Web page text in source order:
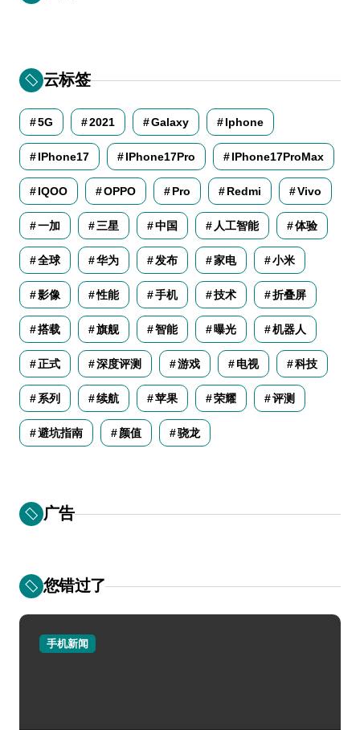
云标签
5G 2021 Galaxy Iphone
IPhone17 IPhone17Pro IPhone17ProMax
IQOO OPPO Pro Redmi Vivo
一加 三星 中国 人工智能 体验
全球 华为 发布 家电 小米
影像 性能 手机 技术 折叠屏
搭载 旗舰 智能 曝光 机器人
正式 深度评测 游戏 电视 科技
系列 续航 苹果 荣耀 评测
避坑指南 颜值 骁龙
广告
您错过了
手机新闻